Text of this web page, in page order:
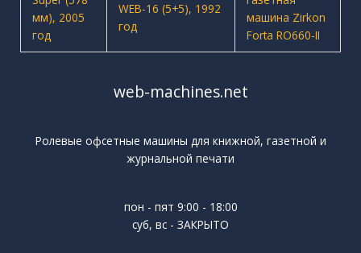
web-machines.net
Ролевые офсетные машины для книжной, газетной и
журнальной печати
пон - пят 9:00 - 18:00
суб, вс - ЗАКРЫТО